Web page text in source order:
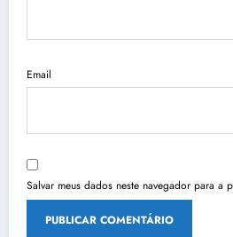
Email
Salvar meus dados neste navegador para a